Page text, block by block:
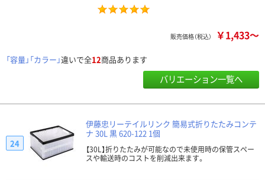
販売価格（税込） ￥1,433～
「容量」「カラー」違いで全12商品あります
バリエーション一覧へ
伊藤忠リーテイルリンク 簡易式折りたたみコンテ
ナ 30L 黒 620-122 1個
【30L】折りたたみが可能なので未使用時の保管スペー
スや輸送時のコストを削減出来ます。
24